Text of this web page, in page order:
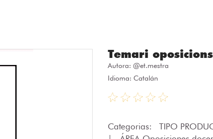
Temari
Autora: @et.mestra
Idioma: Catalán
Categorias: TIPO